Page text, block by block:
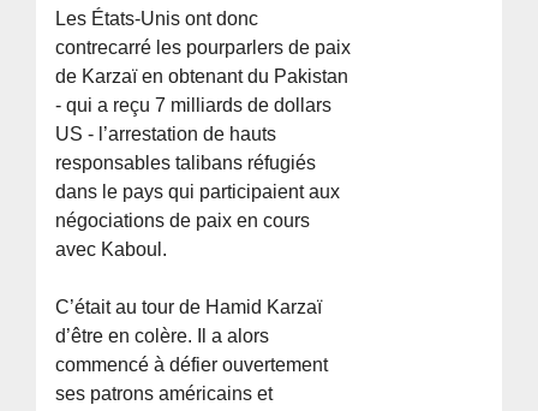
Les États-Unis ont donc
contrecarré les pourparlers de paix
de Karzaï en obtenant du Pakistan
- qui a reçu 7 milliards de dollars
US - l’arrestation de hauts
responsables talibans réfugiés
dans le pays qui participaient aux
négociations de paix en cours
avec Kaboul.
C’était au tour de Hamid Karzaï
d’être en colère. Il a alors
commencé à défier ouvertement
ses patrons américains et